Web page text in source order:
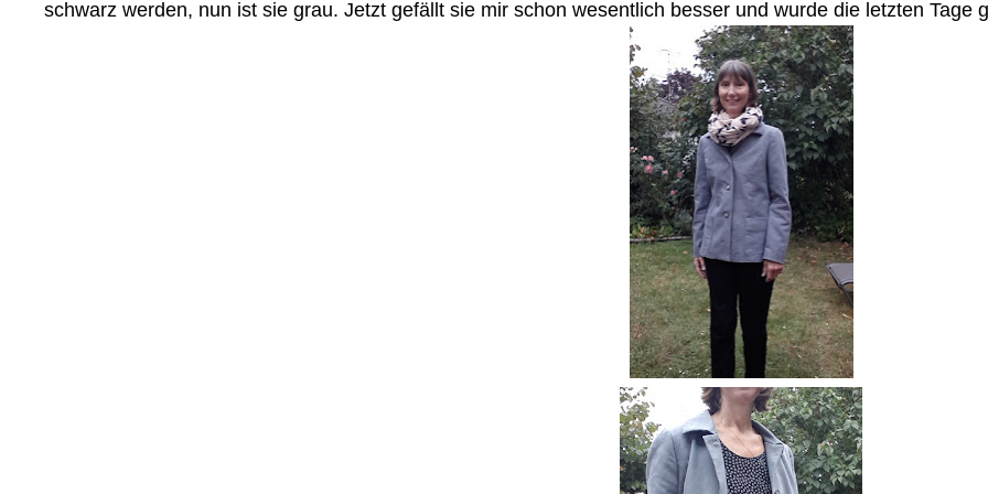
schwarz werden, nun ist sie grau. Jetzt gefällt sie mir schon wesentlich besser und wurde die letzten Tage